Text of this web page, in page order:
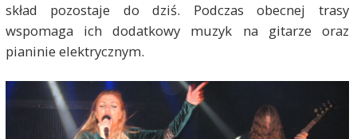
skład pozostaje do dziś. Podczas obecnej trasy
wspomaga ich dodatkowy muzyk na gitarze oraz
pianinie elektrycznym.